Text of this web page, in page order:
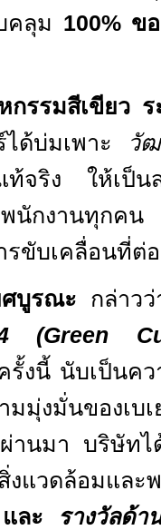
คลุม 100% ข
กรรมสีเขียว
ได้บ่มเพาะ
วั
ท้จริง ให้เป็น
พนักงานทุกค
ขับเคลื่อนที่ต่
บูรณะ กล่าวว่
(Green
รั้งนี้ นับเป็นคว
มมุ่งมั่นของเบ
านมา บริษัทไ
งแวดล้อมแล
และ
รางวัลด้า